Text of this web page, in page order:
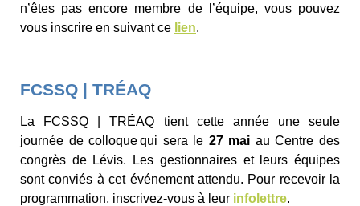
n’êtes pas encore membre de l’équipe, vous pouvez
vous inscrire en suivant ce lien.
FCSSQ | TRÉAQ
La FCSSQ | TRÉAQ tient cette année une seule
journée de colloque qui sera le 27 mai au Centre des
congrès de Lévis. Les gestionnaires et leurs équipes
sont conviés à cet événement attendu. Pour recevoir la
programmation, inscrivez-vous à leur infolettre.